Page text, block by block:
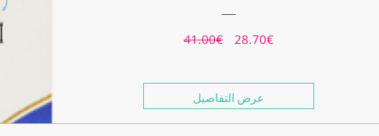
41.00€
سعر
28.70€سعر
عرض التفاصيل